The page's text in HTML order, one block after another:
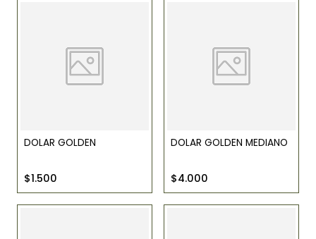
DOLAR GOLDEN
$1.500
DOLAR GOLDEN MEDIANO
$4.000